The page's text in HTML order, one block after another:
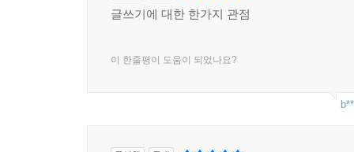
글쓰기에 대한 한가지 관점
이 한줄평이 도움이 되었나요?